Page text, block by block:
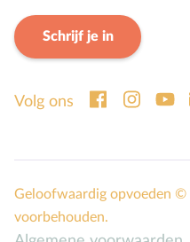
T
Taakverdeling
Talenten
Vader-kindrelatie
Verlies
Schrijf je in
Volg ons
Geloofwaardig opvoeden ©
voorbehouden.